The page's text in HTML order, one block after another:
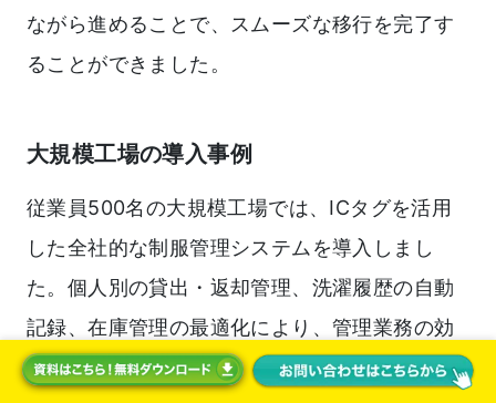
ながら進めることで、スムーズな移行を完了す
ることができました。
大規模工場の導入事例
従業員500名の大規模工場では、ICタグを活用
した全社的な制服管理システムを導入しまし
た。個人別の貸出・返却管理、洗濯履歴の自動
記録、在庫管理の最適化により、管理業務の効
率化と品質向上を同時に実現しました。初期投